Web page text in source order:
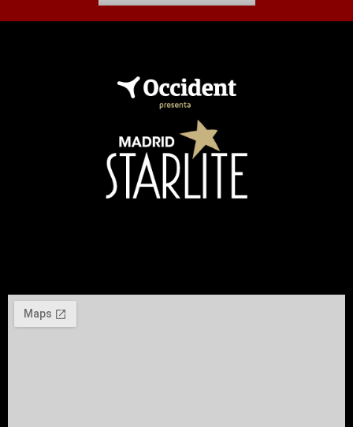
Te esperamos en el pabellón 12 Y 14 de IFEMA Madrid.